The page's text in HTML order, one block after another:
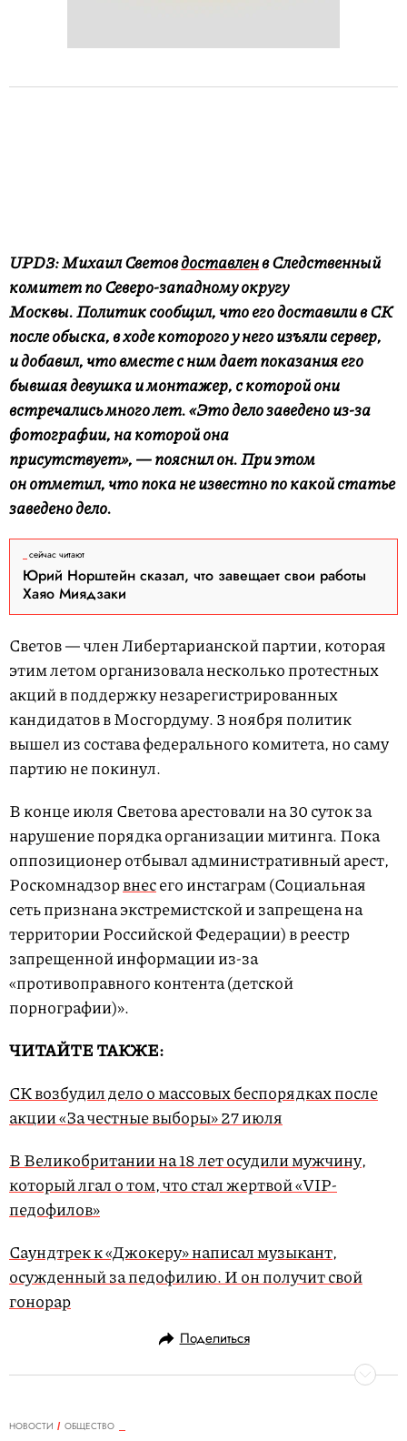
UPD3: Михаил Световдоставленв Следственный
комитет по Северо-западному округу
Москвы.Политик сообщил, что его доставили в СК
после обыска, в ходе которого у него изъяли сервер,
идобавил, что вместе с ним дает показания его
бывшая девушка и монтажер, с которой они
встречались много лет.«Это дело заведено из-за
фотографии, на которой она
присутствует», — пояснил он. При этом
он отметил, что пока не известно по какой статье
заведено дело.
сейчас читают
Юрий Норштейн сказал, что завещает свои работы
Хаяо Миядзаки
Светов — член Либертарианской партии, которая
этим летом организовала несколько протестных
акций в поддержку незарегистрированных
кандидатов в Мосгордуму. 3 ноября политик
вышел из состава федерального комитета, но саму
партию не покинул.
В конце июля Светова арестовали на 30 суток за
нарушение порядка организации митинга. Пока
оппозиционер отбывал административный арест,
Роскомнадзорвнесего инстаграм (Социальная
сеть признана экстремистской и запрещена на
территории Российской Федерации) в реестр
запрещенной информации из-за
«противоправного контента (детской
порнографии)».
ЧИТАЙТЕ ТАКЖЕ:
СК возбудил дело о массовых беспорядках после
акции «За честные выборы» 27 июля
В Великобритании на 18 лет осудили мужчину,
который лгал о том, что стал жертвой «VIP-
педофилов»
Саундтрек к «Джокеру» написал музыкант,
осужденный за педофилию. И он получит свой
гонорар
Поделиться
НОВОСТИ
ОБЩЕСТВО